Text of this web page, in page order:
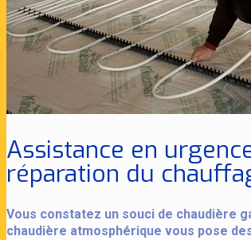
Assistance en
réparation du
Vous constatez un souci de chaudière
chaudière atmosphérique vous pose